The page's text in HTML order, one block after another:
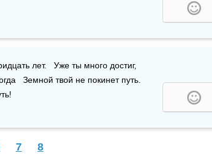
лет.   Уже ты много достиг,
Земной твой не покинет путь.
7 8